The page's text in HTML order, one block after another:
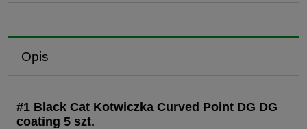
Opis
#1 Black Cat Kotwiczka Curved Point DG DG
coating 5 szt.